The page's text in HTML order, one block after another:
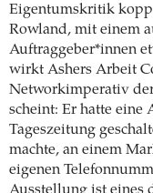
Eigentumskritik
Rowland, mit einem
Auftraggeber*innen
wirkt Ashers Arbeit
Networkimperativ
scheint: Er hatte eine
Tageszeitung
machte, an einem
eigenen